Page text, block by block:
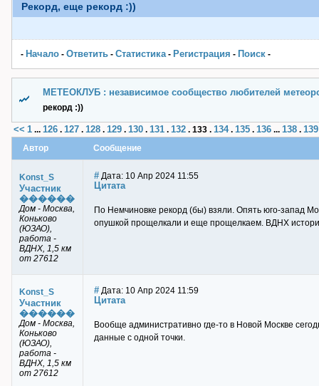
Рекорд, еще рекорд :))
- Начало - Ответить - Статистика- Pегистрация - Поиск -
МЕТЕОКЛУБ : независимое сообщество любителей
рекорд :))
<< 1 ... 126 . 127 . 128 . 129 . 130 . 131 . 132 . 133 . 134. 135 . 136 ... 138 . 139
Автор
Сообщение
Konst_S
Участник
������
Дом - Москва,
Коньково
(ЮЗАО),
работа -
ВДНХ, 1,5 км
от 27612
# Дата: 10 Апр 2024 11:55
Цитата
По Немчиновке рекорд (бы) взяли. Опять юго-запад
опушкой прощелкали и еще прощелкаем. ВДНХ
Konst_S
Участник
������
Дом - Москва,
Коньково
(ЮЗАО),
работа -
ВДНХ, 1,5 км
от 27612
# Дата: 10 Апр 2024 11:59
Цитата
Вообще административно где-то в Новой Москве
данные с одной точки.